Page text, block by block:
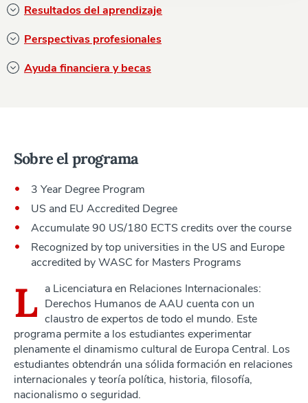
Resultados del aprendizaje
Perspectivas profesionales
Ayuda financiera y becas
Sobre el programa
3 Year Degree Program
US and EU Accredited Degree
Accumulate 90 US/180 ECTS credits over the course
Recognized by top universities in the US and Europe
accredited by WASC for Masters Programs
L a Licenciatura en Relaciones Internacionales:
Derechos Humanos de AAU cuenta con un
claustro de expertos de todo el mundo. Este
programa permite a los estudiantes experimentar
plenamente el dinamismo cultural de Europa Central. Los
estudiantes obtendrán una sólida formación en relaciones
internacionales y teoría política, historia, filosofía,
nacionalismo o seguridad.